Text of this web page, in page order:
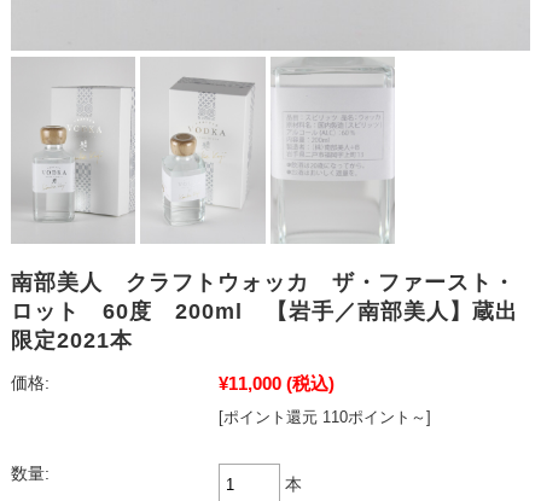
南部美人 クラフトウォッカ ザ・ファースト・
ロット 60度 200ml 【岩手／南部美人】蔵出
限定2021本
価格: ¥11,000 (税込)
[ポイント還元 110ポイント～]
数量:
本